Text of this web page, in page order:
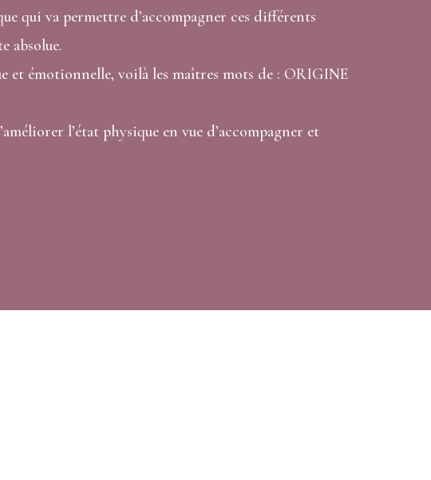
qui va permettre d’accompagner ces différents
absolue.
et émotionnelle, voilà les maîtres mots de : ORIGINE
l’état physique en vue d’accompagner et